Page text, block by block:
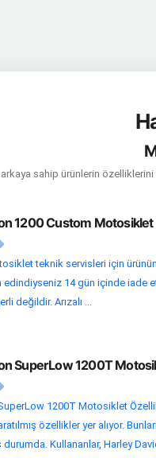
sahip ürünlerin özelliklerini
1200 Custom Motosiklet
teknik servisleri için
14 gün içinde iade
değildir. Arızalı ...
SuperLow 1200T
1200T Motosiklet
özellikler yer alıyor.
Kullananlar, Harley